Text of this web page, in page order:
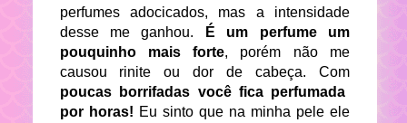
perfumes adocicados, mas a intensidade
desse me ganhou.
É um perfume um
pouquinho mais forte, porém não me
causou rinite ou dor de cabeça. Com
poucas borrifadas você fica perfumada
por horas! Eu sinto que na minha pele ele